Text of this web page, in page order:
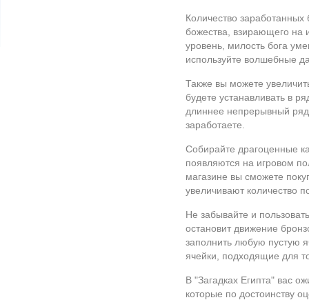
Количество заработанных
божества, взирающего на
уровень, милость бога
используйте волшебные
Также вы можете
будете устанавливать в
длиннее непрерывный
заработаете.
Собирайте драгоценные
появляются на игровом
магазине вы сможете
увеличивают количество
Не забывайте и
остановит движение
заполнить любую пустую
ячейки, подходящие для
В "Загадках Египта" вас
которые по достоинству